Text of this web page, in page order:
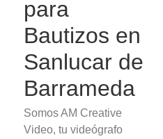
para
Bautizos en
Sanlucar de
Barrameda
Somos AM Creative
Video, tu videógrafo